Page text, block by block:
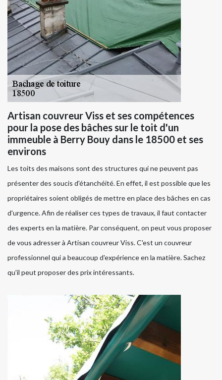
Artisan couvreur Viss et ses compétences
pour la pose des bâches sur le toit d'un
immeuble à Berry Bouy dans le 18500 et ses
environs
Les toits des maisons sont des structures qui ne peuvent pas
présenter des soucis d'étanchéité. En effet, il est possible que les
propriétaires soient obligés de mettre en place des bâches en cas
d'urgence. Afin de réaliser ces types de travaux, il faut contacter
des experts en la matière. Par conséquent, on peut vous proposer
de vous adresser à Artisan couvreur Viss. C'est un couvreur
professionnel qui a beaucoup d'expérience en la matière. Sachez
qu'il peut proposer des prix intéressants.